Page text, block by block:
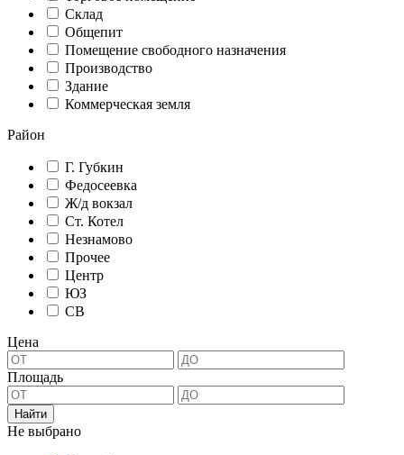
Склад
Общепит
Помещение свободного назначения
Производство
Здание
Коммерческая земля
Район
Г. Губкин
Федосеевка
Ж/д вокзал
Ст. Котел
Незнамово
Прочее
Центр
ЮЗ
СВ
Цена
Площадь
Не выбрано